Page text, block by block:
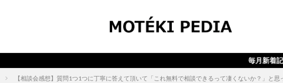
毎月新着記事10本以上！
【相談会感想】質問1つ1つに丁寧に答えて頂いて「これ無料で相談できるって凄くないか？」と思